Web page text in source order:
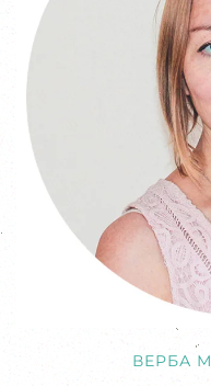
ВЕРБА